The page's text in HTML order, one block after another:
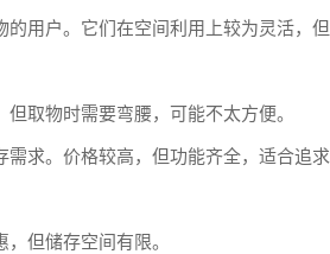
用户。它们在空间利用上较为灵活，但
取物时需要弯腰，可能不太方便。
求。价格较高，但功能齐全，适合追求
但储存空间有限。